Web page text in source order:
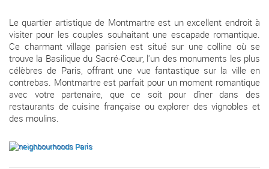
Le quartier artistique de Montmartre est un excellent endroit à
visiter pour les couples souhaitant une escapade romantique.
Ce charmant village parisien est situé sur une colline où se
trouve la Basilique du Sacré-Cœur, l'un des monuments les plus
célèbres de Paris, offrant une vue fantastique sur la ville en
contrebas. Montmartre est parfait pour un moment romantique
avec votre partenaire, que ce soit pour dîner dans des
restaurants de cuisine française ou explorer des vignobles et
des moulins.